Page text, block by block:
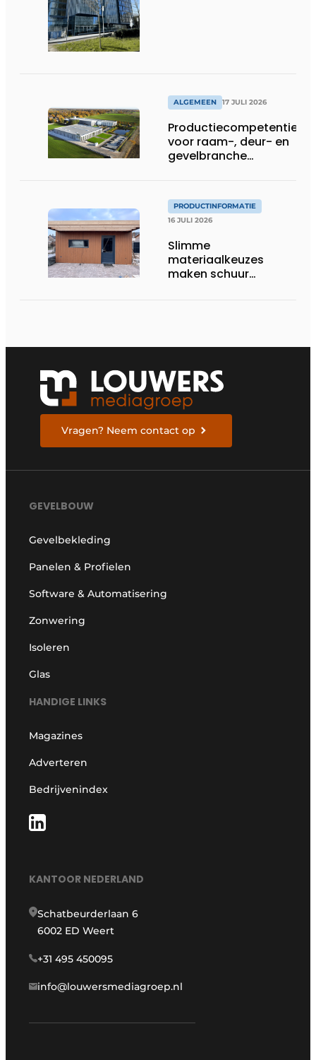
ALGEMEEN 17 JULI 2026
Productiecompetentie
voor raam-, deur- en
gevelbranche
PRODUCTINFORMATIE
16 JULI 2026
Slimme
materiaalkeuzes
maken schuur
Vragen? Neem contact op
GEVELBOUW
Gevelbekleding
Panelen & Profielen
Software & Automatisering
Zonwering
Isoleren
Glas
HANDIGE LINKS
Magazines
Adverteren
Bedrijvenindex
KANTOOR NEDERLAND
Schatbeurderlaan 6
6002 ED Weert
+31 495 450095
info@louwersmediagroep.nl